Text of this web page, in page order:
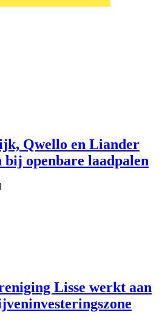
Qwello en Liander
bij openbare laadpalen
Lisse werkt aan